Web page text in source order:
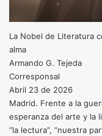
La Nobel de Literatura
alma
Armando G. Tejeda
Corresponsal
Abril 23 de 2026
Madrid. Frente a la
esperanza del arte y la
“la lectura”, “nuestra